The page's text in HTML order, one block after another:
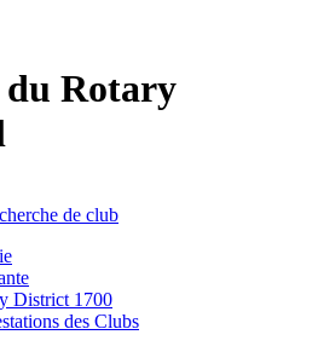
Rotary
de club
District 1700
des Clubs